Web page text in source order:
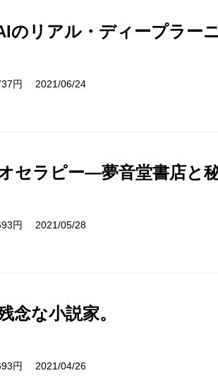
のリアル・ディープラー
円 2021/06/24
セラピー―夢音堂書店と
円 2021/05/28
念な小説家。
円 2021/04/26